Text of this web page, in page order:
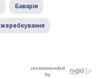
Баварія
жеребкування